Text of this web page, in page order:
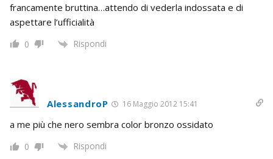
francamente bruttina…attendo di vederla indossata e di
aspettare l’ufficialità
0 Rispondi
AlessandroP 16 Maggio 2012 15:41
a me più che nero sembra color bronzo ossidato
0 Rispondi